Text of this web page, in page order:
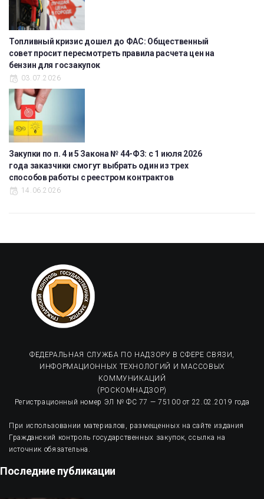
Топливный кризис дошел до ФАС: Общественный
совет просит пересмотреть правила расчета цен на
бензин для госзакупок
03.07.2026
Закупки по п. 4 и 5 Закона № 44-ФЗ: с 1 июля 2026
года заказчики смогут выбрать один из трех
способов работы с реестром контрактов
14.06.2026
ФЕДЕРАЛЬНАЯ СЛУЖБА ПО НАДЗОРУ В СФЕРЕ СВЯЗИ,
ИНФОРМАЦИОННЫХ ТЕХНОЛОГИЙ И МАССОВЫХ
КОММУНИКАЦИЙ
(РОСКОМНАДЗОР)
Регистрационный номер ЭЛ № ФС 77 — 75100 от 22.02.2019 года
При использовании материалов, размещенных на сайте издания
Гражданский контроль государственных закупок, ссылка на
источник обязательна.
Последние публикации